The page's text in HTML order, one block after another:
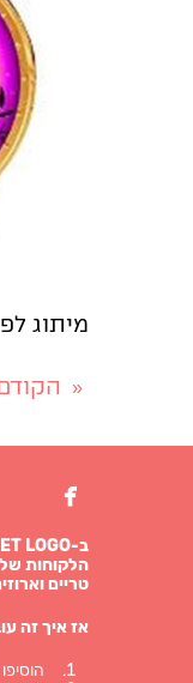
מיתוג
«

הלקוחות
טריים
אז איך זה